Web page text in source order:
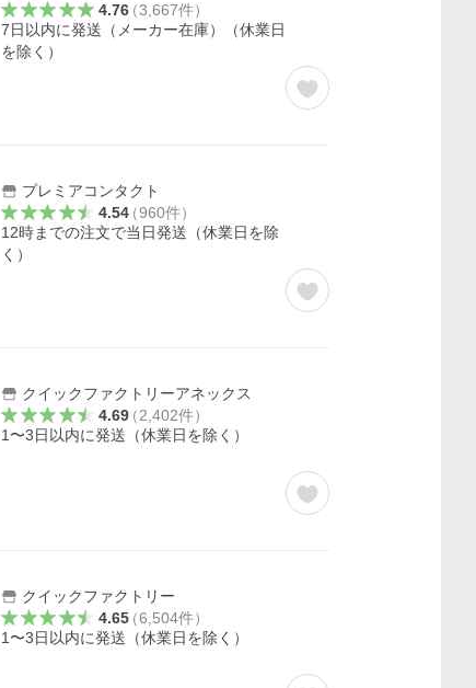
4.76（3,667件）
7日以内に発送（メーカー在庫）（休業日
を除く）
プレミアコンタクト
4.54（960件）
12時までの注文で当日発送（休業日を除
く）
クイックファクトリーアネックス
4.69（2,402件）
1〜3日以内に発送（休業日を除く）
クイックファクトリー
4.65（6,504件）
1〜3日以内に発送（休業日を除く）